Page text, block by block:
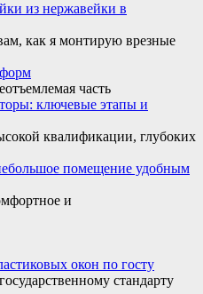
из нержавейки в
как я монтирую врезные
часть
ключевые этапы и
квалификации, глубоких
помещение удобным
и
окон по госту
стандарту